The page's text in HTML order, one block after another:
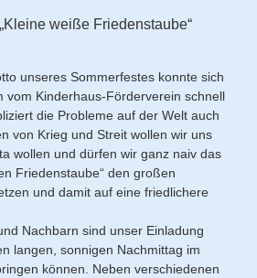
weiße Friedenstaube“
unseres Sommerfestes konnte sich
vom Kinderhaus-Förderverein schnell
die Probleme auf der Welt auch
von Krieg und Streit wollen wir uns
wollen und dürfen wir ganz naiv das
Friedenstaube“ den großen
und damit auf eine friedlichere
Nachbarn sind unser Einladung
langen, sonnigen Nachmittag im
können. Neben verschiedenen